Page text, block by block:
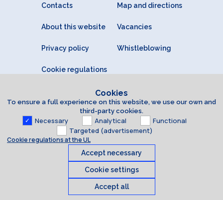
Contacts Map and directions
About this website Vacancies
Privacy policy Whistleblowing
Cookie regulations
© 2026 University of Latvia. All rights reserved.
Cookies
To ensure a full experience on this website, we use our own and
third-party cookies.
Necessary Analytical
Functional
Targeted (advertisement)
Cookie regulations at the UL
Accept necessary
Cookie settings
Accept all